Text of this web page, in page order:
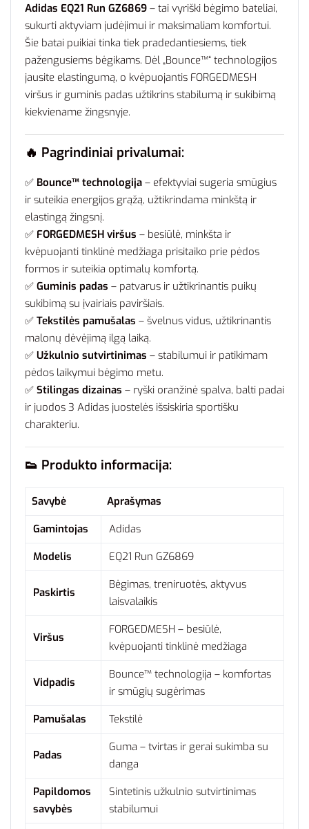
Adidas EQ21 Run GZ6869 – tai vyriški bėgimo bateliai,
sukurti aktyviam judėjimui ir maksimaliam komfortui.
Šie batai puikiai tinka tiek pradedantiesiems, tiek
pažengusiems bėgikams. Dėl „Bounce™“ technologijos
jausite elastingumą, o kvėpuojantis FORGEDMESH
viršus ir guminis padas užtikrins stabilumą ir sukibimą
kiekviename žingsnyje.
🔥 Pagrindiniai privalumai:
✅ Bounce™ technologija – efektyviai sugeria smūgius
ir suteikia energijos grąžą, užtikrindama minkštą ir
elastingą žingsnį.
✅ FORGEDMESH viršus – besiūlė, minkšta ir
kvėpuojanti tinklinė medžiaga prisitaiko prie pėdos
formos ir suteikia optimalų komfortą.
✅ Guminis padas – patvarus ir užtikrinantis puikų
sukibimą su įvairiais paviršiais.
✅ Tekstilės pamušalas – švelnus vidus, užtikrinantis
malonų dėvėjimą ilgą laiką.
✅ Užkulnio sutvirtinimas – stabilumui ir patikimam
pėdos laikymui bėgimo metu.
✅ Stilingas dizainas – ryški oranžinė spalva, balti padai
ir juodos 3 Adidas juostelės išsiskiria sportišku
charakteriu.
👟 Produkto informacija:
Savybė
Aprašymas
Gamintojas
Adidas
Modelis
EQ21 Run GZ6869
Paskirtis
Bėgimas, treniruotės, aktyvus
laisvalaikis
Viršus
FORGEDMESH – besiūlė,
kvėpuojanti tinklinė medžiaga
Vidpadis
Bounce™ technologija – komfortas
ir smūgių sugėrimas
Pamušalas
Tekstilė
Padas
Guma – tvirtas ir gerai sukimba su
danga
Papildomos
savybės
Sintetinis užkulnio sutvirtinimas
stabilumui